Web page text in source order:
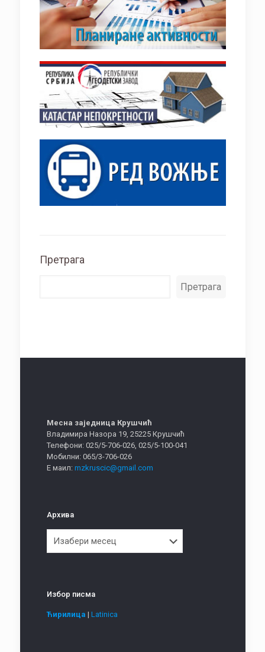
Претрага
Претрага
Месна заједница Крушчић
Владимира Назора 19, 25225 Крушчић
Телефони: 025/5-706-026, 025/5-100-041
Мобилни: 065/3-706-026
Е маил: mzkruscic@gmail.com
Архива
Избор писма
Ћирилица | Latinica